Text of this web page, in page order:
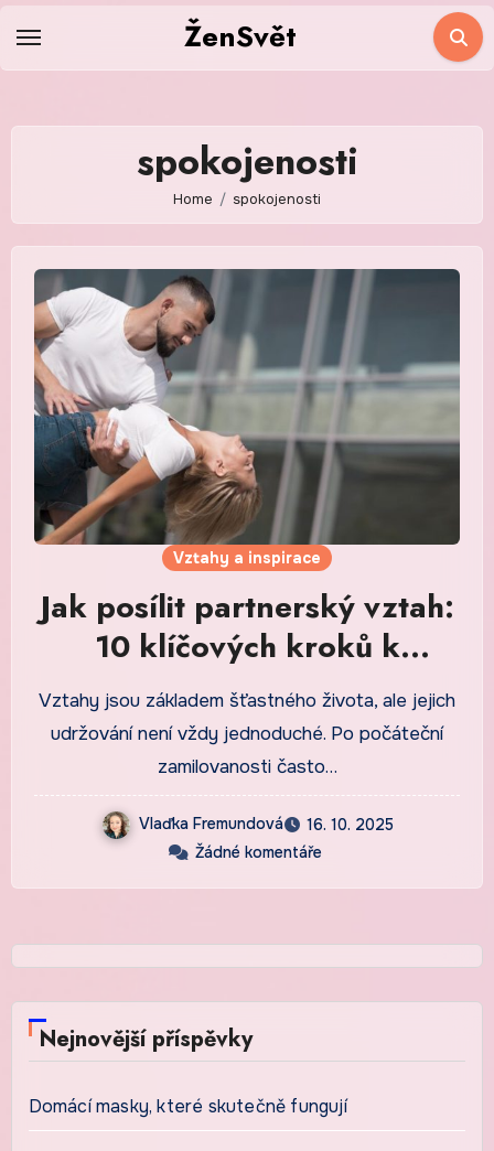
ŽenSvět
spokojenosti
Home spokojenosti
Vztahy a inspirace
Jak posílit partnerský vztah:
10 klíčových kroků k
hlubšímu propojení a
spokojenosti
Vztahy jsou základem šťastného života, ale jejich
udržování není vždy jednoduché. Po počáteční
zamilovanosti často…
Vlaďka Fremundová
16. 10. 2025
Žádné komentáře
Nejnovější příspěvky
Domácí masky, které skutečně fungují